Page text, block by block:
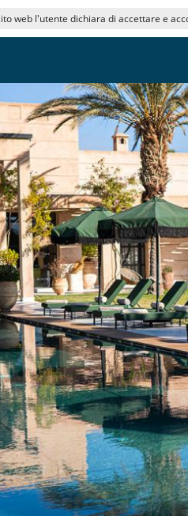
web l'utente dichiara di accettare e